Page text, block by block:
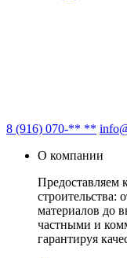
8 (916) 070-** **
О компании
Предоставляем
строительства:
материалов до
частными и
гарантируя